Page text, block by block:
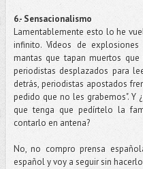
6.- Sensacionalismo
Lamentablemente esto lo he
infinito. Vídeos de
mantas que tapan muertos
periodistas desplazados para
detrás, periodistas apostados
pedido que no les grabemos". Y
que tenga que pedírtelo la
contarlo en antena?
No, no compro prensa
español y voy a seguir sin